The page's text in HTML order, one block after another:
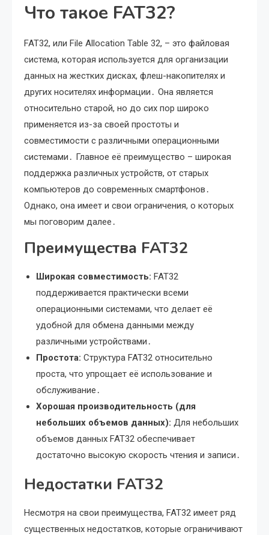
Что такое FAT32?
FAT32, или File Allocation Table 32, – это файловая
система, которая используется для организации
данных на жестких дисках, флеш-накопителях и
других носителях информации․ Она является
относительно старой, но до сих пор широко
применяется из-за своей простоты и
совместимости с различными операционными
системами․ Главное её преимущество – широкая
поддержка различных устройств, от старых
компьютеров до современных смартфонов․
Однако, она имеет и свои ограничения, о которых
мы поговорим далее․
Преимущества FAT32
Широкая совместимость: FAT32
поддерживается практически всеми
операционными системами, что делает её
удобной для обмена данными между
различными устройствами․
Простота: Структура FAT32 относительно
проста, что упрощает её использование и
обслуживание․
Хорошая производительность (для
небольших объемов данных): Для небольших
объемов данных FAT32 обеспечивает
достаточно высокую скорость чтения и записи․
Недостатки FAT32
Несмотря на свои преимущества, FAT32 имеет ряд
существенных недостатков, которые ограничивают